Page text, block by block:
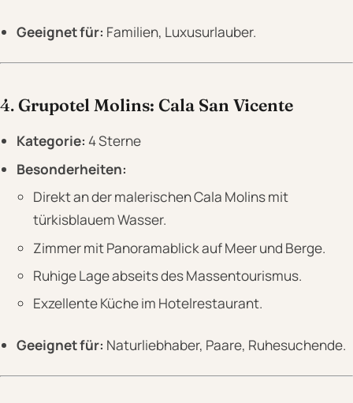
Geeignet für: Familien, Luxusurlauber.
4.Grupotel Molins: Cala San Vicente
Kategorie: 4 Sterne
Besonderheiten:
Direkt an der malerischen Cala Molins mit
türkisblauem Wasser.
Zimmer mit Panoramablick auf Meer und Berge.
Ruhige Lage abseits des Massentourismus.
Exzellente Küche im Hotelrestaurant.
Geeignet für: Naturliebhaber, Paare, Ruhesuchende.